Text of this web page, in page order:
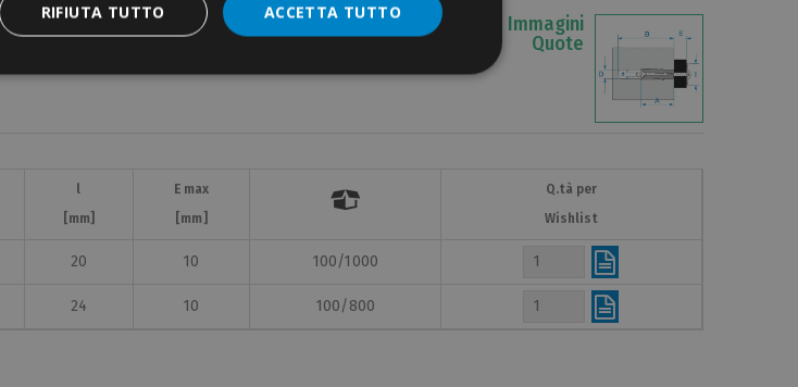
Immagini
Quote
[mm]
E max
[mm]

Q.tà per
Wishlist
20 10 100/1000
24 10 100/800
ACCETTA TUTTO
RIFIUTA TUTTO